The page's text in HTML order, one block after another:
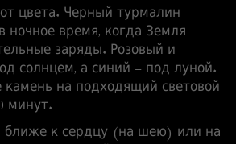
цвета. Черный турмалин
ночное время, когда Земля
заряды. Розовый и
солнцем, а синий – под луной.
на подходящий световой
минут.
ближе к сердцу (на шею) или на